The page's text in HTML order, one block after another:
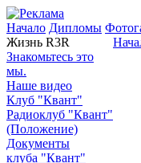
Начало Дипломы
Жизнь R3R
Знакомьтесь это
мы.
Наше видео
Клуб "Квант"
Радиоклуб "Квант"
(Положение)
Документы
клуба "Квант"